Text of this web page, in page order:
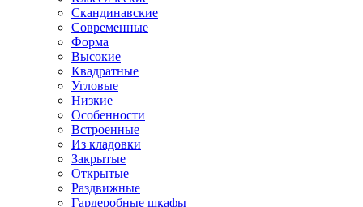
Скандинавские
Современные
Форма
Высокие
Квадратные
Угловые
Низкие
Особенности
Встроенные
Из кладовки
Закрытые
Открытые
Раздвижные
Гардеробные шкафы